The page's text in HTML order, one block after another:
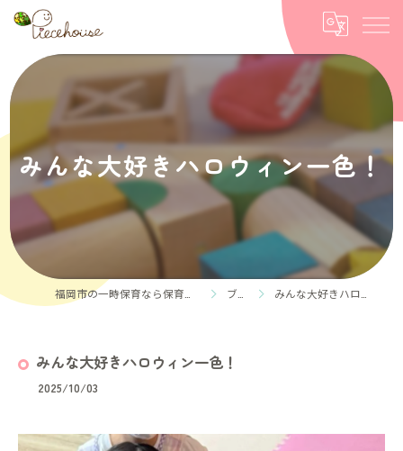
みんな大好きハロウィン一色！
ブログ みんな大好きハロウィン一色！
みんな大好きハロウィン一色！
2025/10/03